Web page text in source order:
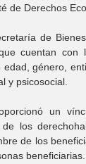
de Derechos
de
cuentan
género,
y psicosocial.
un
los
de los
beneficiarias.